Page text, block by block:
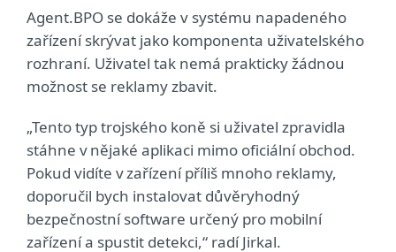
Agent.BPO se dokáže v systému napadeného
zařízení skrývat jako komponenta uživatelského
rozhraní. Uživatel tak nemá prakticky žádnou
možnost se reklamy zbavit.
„Tento typ trojského koně si uživatel zpravidla
stáhne v nějaké aplikaci mimo oficiální obchod.
Pokud vidíte v zařízení příliš mnoho reklamy,
doporučil bych instalovat důvěryhodný
bezpečnostní software určený pro mobilní
zařízení a spustit detekci,“ radí Jirkal.